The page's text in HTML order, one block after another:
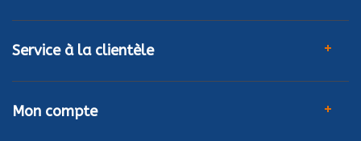
Service à la clientèle
Mon compte